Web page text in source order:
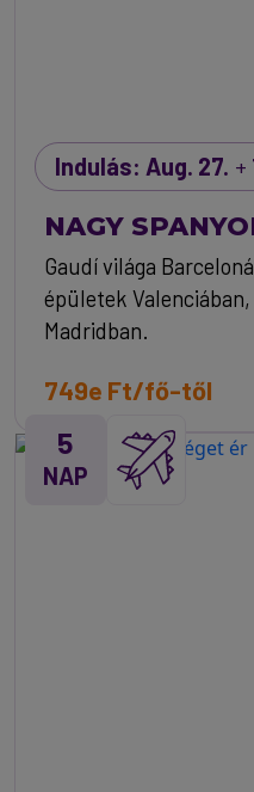
Indulás: Aug. 27.
NAGY
Gaudí világa
épületek
Madridban.
749e Ft/fő-től
5
NAP